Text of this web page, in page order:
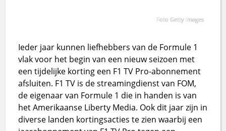
Foto Getty Images
Ieder jaar kunnen liefhebbers van de Formule 1
vlak voor het begin van een nieuw seizoen met
een tijdelijke korting een F1 TV Pro-abonnement
afsluiten. F1 TV is de streamingdienst van FOM,
de eigenaar van Formule 1 die in handen is van
het Amerikaanse Liberty Media. Ook dit jaar zijn in
diverse landen kortingsacties te zien waarbij een